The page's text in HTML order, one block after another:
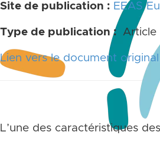
Site de publication : EEAS
Type de publication : Article
Lien vers le document original
L’une des caractéristiques